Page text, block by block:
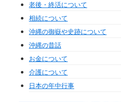
老後・終活について
相続について
沖縄の御嶽や史跡について
沖縄の昔話
お金について
介護について
日本の年中行事